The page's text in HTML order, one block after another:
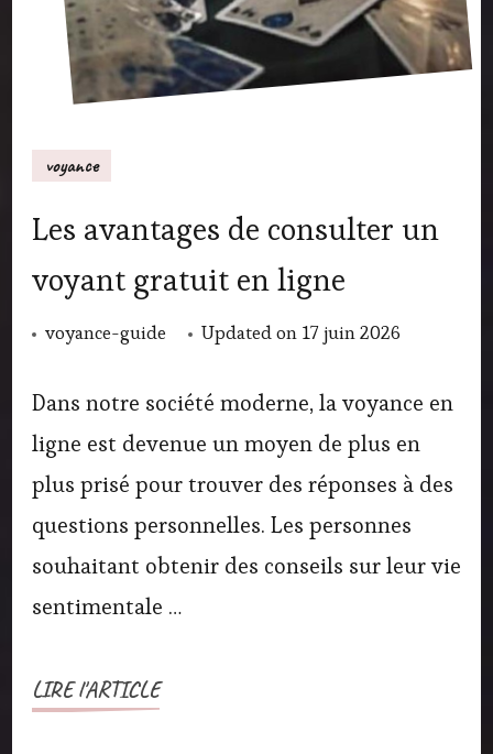
voyance
Les avantages de consulter un
voyant gratuit en ligne
voyance-guide Updated on 17 juin 2026
Dans notre société moderne, la voyance en
ligne est devenue un moyen de plus en
plus prisé pour trouver des réponses à des
questions personnelles. Les personnes
souhaitant obtenir des conseils sur leur vie
sentimentale …
LIRE l'ARTICLE